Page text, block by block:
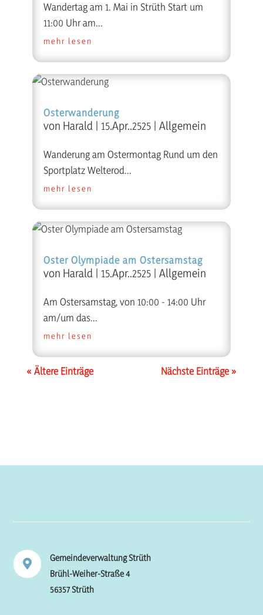
Wandertag am 1. Mai in Strüth Start um
11:00 Uhr am...
mehr lesen
Osterwanderung
von Harald| 15.Apr..2525| Allgemein
Wanderung am Ostermontag Rund um den
Sportplatz Welterod...
mehr lesen
Oster Olympiade am Ostersamstag
von Harald| 15.Apr..2525| Allgemein
Am Ostersamstag, von 10:00 - 14:00 Uhr
am/um das...
mehr lesen
« Ältere Einträge Nächste Einträge »

Gemeindeverwaltung Strüth
Brühl-Weiher-Straße 4
56357 Strüth